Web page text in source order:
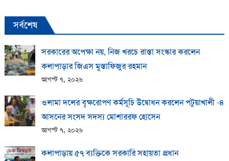
সর্বশেষ
সরকারের অপেক্ষা নয়, নিজ খরচে রাস্তা সংস্কার করলেন
কলাপাড়ার জিএস মুস্তাফিজুর রহমান
আগস্ট ৭, ২০২৬
ওলামা দলের বৃক্ষরোপণ কর্মসূচি উদ্বোধন করলেন পটুয়াখালী -৪
আসনের সংসদ সদস্য মোশাররফ হোসেন
আগস্ট ৭, ২০২৬
কলাপাড়ায় ​৫৭ ব্যক্তিকে সরকারি সহায়তা প্রধান